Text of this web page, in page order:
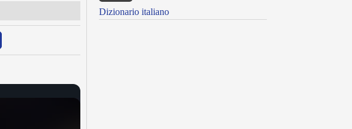
Dizionario italiano